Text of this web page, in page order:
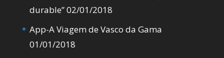
durable”02/01/2018
App-A Viagem de Vasco da Gama
01/01/2018